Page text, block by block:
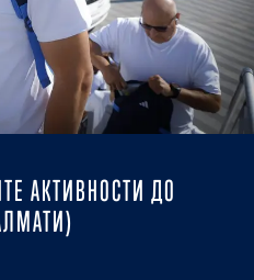
АКТИВНОСТИ ДО